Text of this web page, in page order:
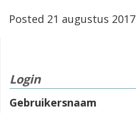
Posted 21 augustus 2017
Login
Gebruikersnaam